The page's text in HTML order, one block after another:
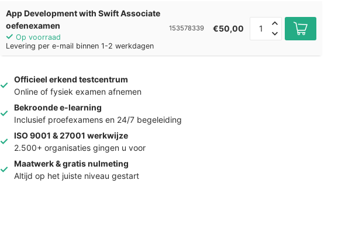
App Development with Swift Associate
oefenexamen
Op voorraad
Levering per e-mail binnen 1-2 werkdagen
153578339 €50,00
Officieel erkend testcentrum
Online of fysiek examen afnemen
Bekroonde e-learning
Inclusief proefexamens en 24/7 begeleiding
ISO 9001 & 27001 werkwijze
2.500+ organisaties gingen u voor
Maatwerk & gratis nulmeting
Altijd op het juiste niveau gestart